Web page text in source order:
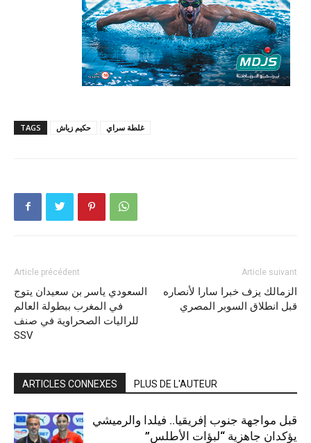
TAGS حكيم زياش غلطة سراي
Article précédent
السعودي ياسر بن سعيدان يتوج
في المغرب ببطولة العالم
للراليات الصحراوية في صنف
SSV
Article suivant
الزمالك يزف خبرا سارا لأنصاره
قبل انطلاق السوبر المصري
ARTICLES CONNEXES PLUS DE L'AUTEUR
قبل مواجهة جنوب إفريقيا.. فيلدا والرميشي
يؤكدان جاهزية “لبؤات الأطلس”